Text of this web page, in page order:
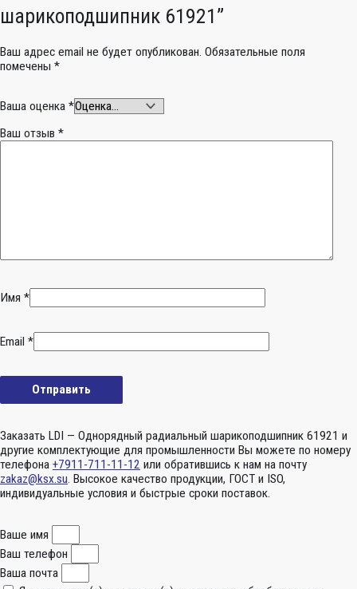
шарикоподшипник 61921”
Ваш адрес email не будет опубликован. Обязательные поля
помечены *
Ваша оценка *
Ваш отзыв *
Имя *
Email *
Заказать LDI — Однорядный радиальный шарикоподшипник 61921 и
другие комплектующие для промышленности Вы можете по номеру
телефона +7911-711-11-12 или обратившись к нам на почту
zakaz@ksx.su. Высокое качество продукции, ГОСТ и ISO,
индивидуальные условия и быстрые сроки поставок.
Ваше имя
Ваш телефон
Ваша почта